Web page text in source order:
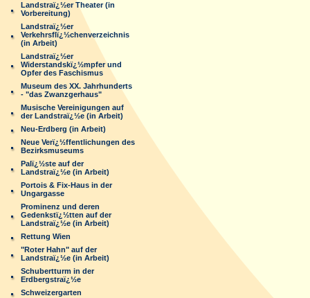
Landstraï¿½er Theater (in
Vorbereitung)
Landstraï¿½er
Verkehrsflï¿½chenverzeichnis
(in Arbeit)
Landstraï¿½er
Widerstandskï¿½mpfer und
Opfer des Faschismus
Museum des XX. Jahrhunderts
- "das Zwanzgerhaus"
Musische Vereinigungen auf
der Landstraï¿½e (in Arbeit)
Neu-Erdberg (in Arbeit)
Neue Verï¿½ffentlichungen des
Bezirksmuseums
Palï¿½ste auf der
Landstraï¿½e (in Arbeit)
Portois & Fix-Haus in der
Ungargasse
Prominenz und deren
Gedenkstï¿½tten auf der
Landstraï¿½e (in Arbeit)
Rettung Wien
"Roter Hahn" auf der
Landstraï¿½e (in Arbeit)
Schubertturm in der
Erdbergstraï¿½e
Schweizergarten